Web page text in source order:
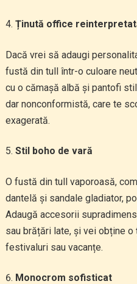
Ținută office
Dacă vrei să adaugi
fustă din tull într-o culoare
cu o cămașă albă și pantofi
dar nonconformistă, care te
exagerată.
Stil boho de vară
O fustă din tull vaporoasă,
dantelă și sandale gladiator,
Adaugă accesorii
sau brățări late, și vei obține
festivaluri sau vacanțe.
Monocrom sofisticat